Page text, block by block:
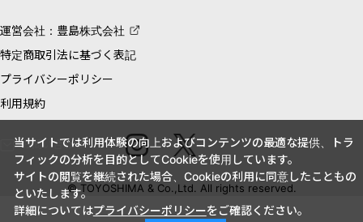
運営会社：豊島株式会社
特定商取引法に基づく表記
プライバシーポリシー
利用規約
お問い合わせ
© TOYOSHIMA & Co.,Ltd. All rights reserved.
当サイトでは利用体験の向上およびコンテンツの最適な提供、トラ
フィックの分析を目的としてCookieを使用しています。
サイトの閲覧を継続された場合、Cookieの利用に同意したこともの
といたします。
詳細についてはプライバシーポリシーをご確認ください。